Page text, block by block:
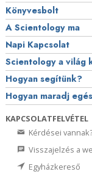
Könyvesbolt
A Scientology ma
Napi Kapcsolat
Scientology a világ
Hogyan segítünk?
Hogyan maradj
KAPCSOLATFELVÉTEL
Kérdései
Visszajelzés a
Egyházkereső